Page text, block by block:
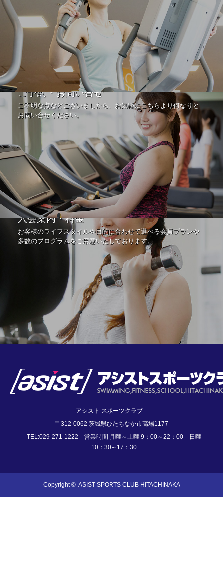
ご予約・お問い合せ
ご不明な点などございましたら、お気軽にこちらより何なりと
お問い合せください。
入会案内・料金
お客様のライフスタイルや目的に合わせて選べる会員プランや
多数のプログラムをご用意いたしております。
アシスト スポーツクラブ
〒312-0062 茨城県ひたちなか市高場1177
TEL:029-271-1222 営業時間 月曜～土曜 9：00～22：00 日曜
10：30～17：30
Copyright © ASIST SPORTS CLUB HITACHINAKA